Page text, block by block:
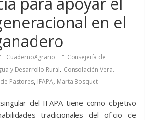
en el
CuadernoAgrario
Consejería de
y Desarrollo Rural, Consolación Vera,
de Pastores, IFAPA, Marta Bosquet
del IFAPA tiene como objetivo
tradicionales del oficio de